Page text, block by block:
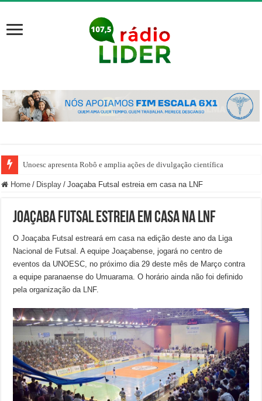
Unoesc apresenta Robô e amplia ações de divulgação científica
Home / Display / Joaçaba Futsal estreia em casa na LNF
Joaçaba Futsal estreia em casa na LNF
O Joaçaba Futsal estreará em casa na edição deste ano da Liga
Nacional de Futsal. A equipe Joaçabense, jogará no centro de
eventos da UNOESC, no próximo dia 29 deste mês de Março contra
a equipe paranaense do Umuarama. O horário ainda não foi definido
pela organização da LNF.